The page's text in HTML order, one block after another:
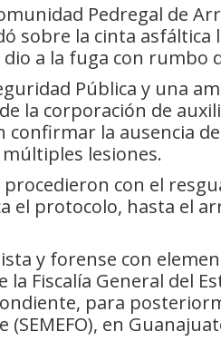
Pedregal de
sobre la cinta asfáltica
a la fuga con rumbo
Pública y una
la corporación de
la ausencia
lesiones.
con el
el protocolo, hasta el
y forense con
Fiscalía General del
para
en